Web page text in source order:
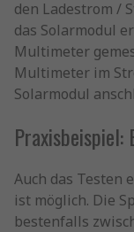
den Ladestrom /
das Solarmodul
Multimeter
Multimeter im
Solarmodul
Praxisbeispiel:
Auch das
ist möglich. Die
bestenfalls